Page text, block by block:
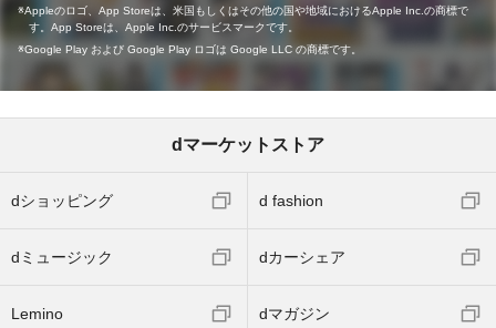
Appleのロゴ、App Storeは、米国もしくはその他の国や地域におけるApple Inc.の商標で
す。App Storeは、Apple Inc.のサービスマークです。
Google Play および Google Play ロゴは Google LLC の商標です。
dマーケットストア
dショッピング d fashion
dミュージック dカーシェア
Lemino dマガジン